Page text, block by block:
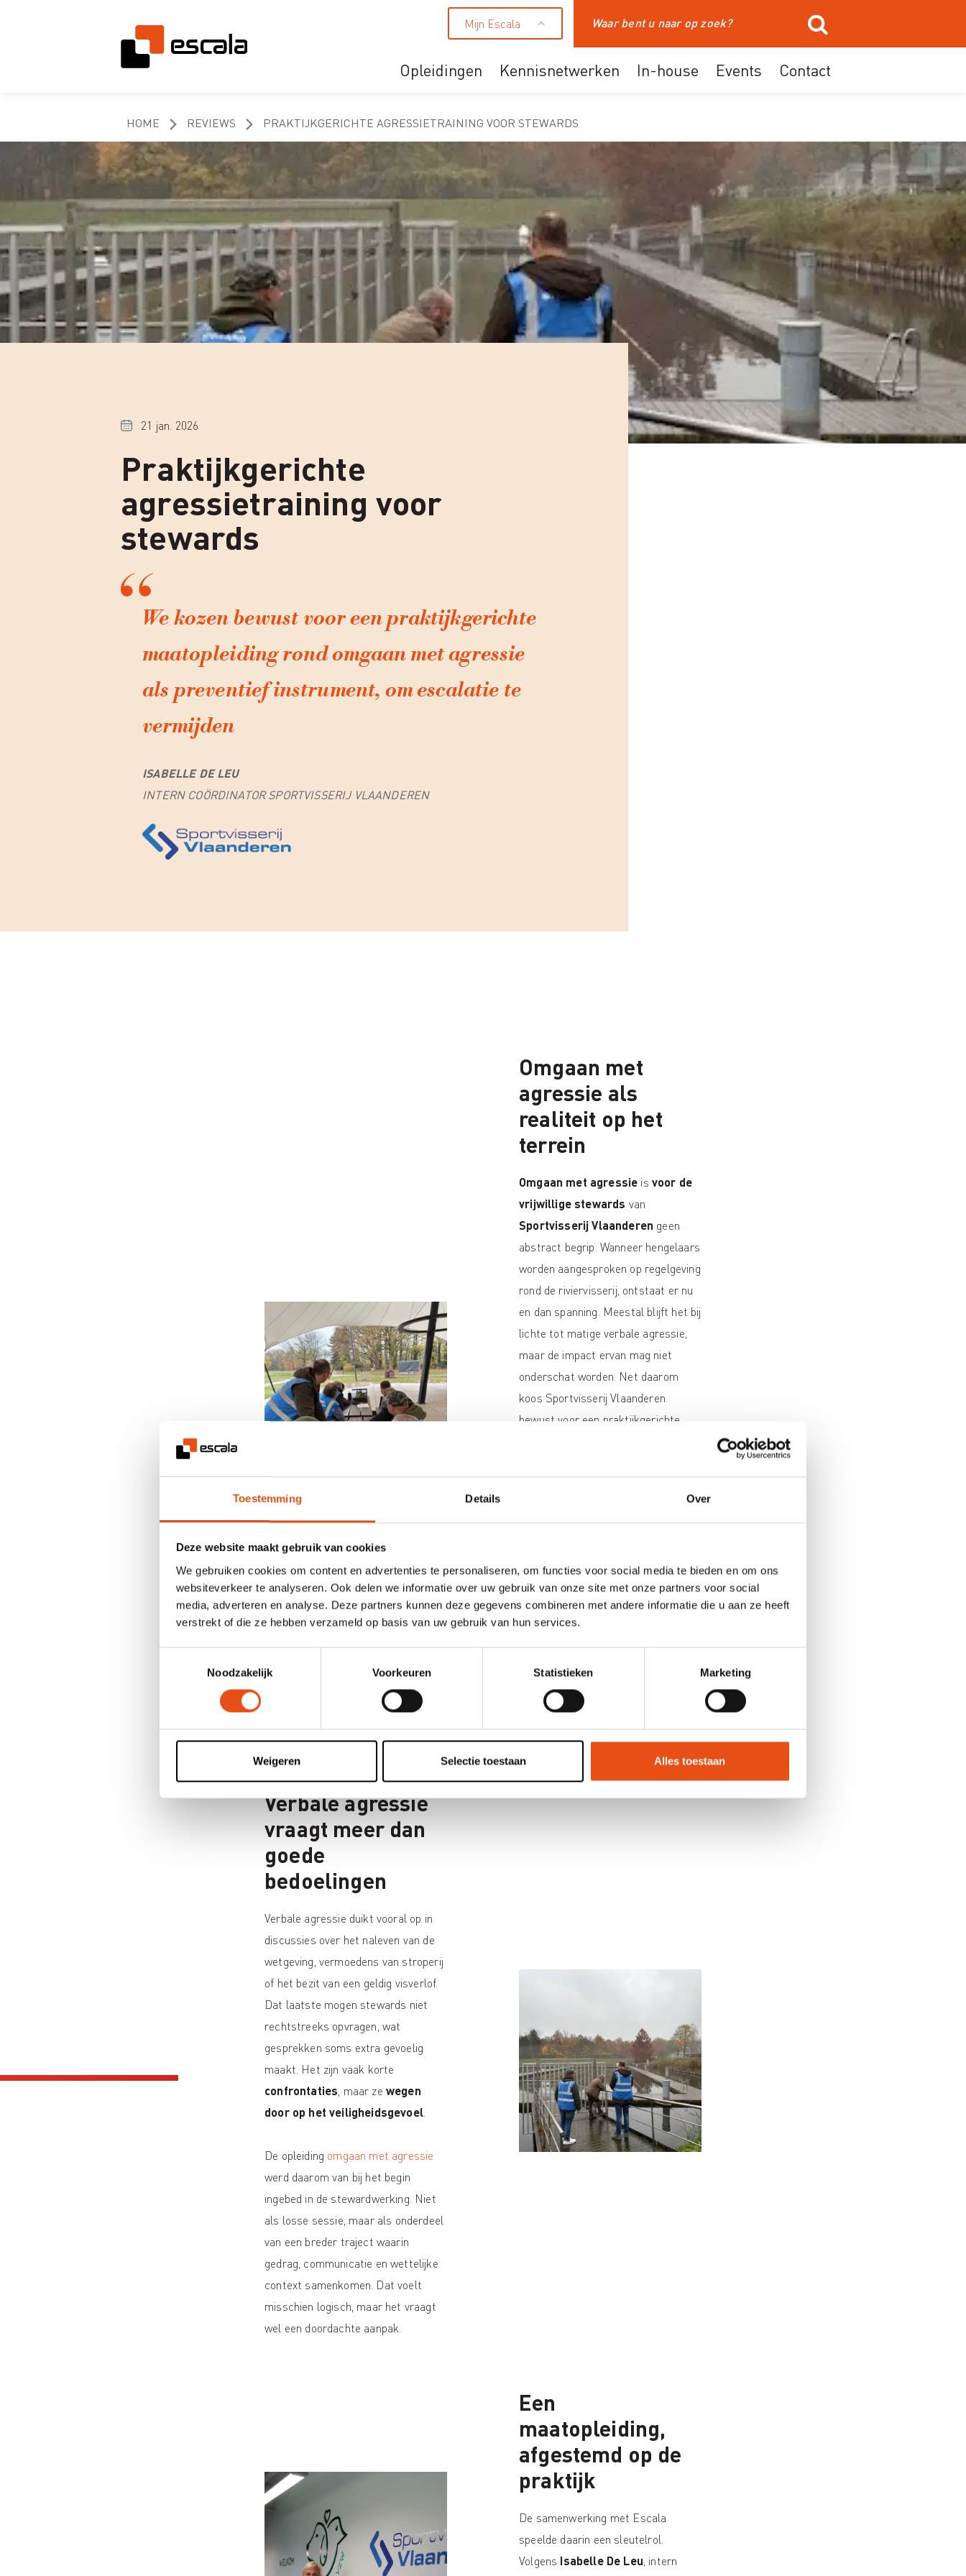
Toestemming Details Over
Deze website maakt gebruik van cookies
We gebruiken cookies om content en advertenties te personaliseren, om functies voor social media te bieden en om ons
websiteverkeer te analyseren. Ook delen we informatie over uw gebruik van onze site met onze partners voor social
media, adverteren en analyse. Deze partners kunnen deze gegevens combineren met andere informatie die u aan ze heeft
verstrekt of die ze hebben verzameld op basis van uw gebruik van hun services.
Noodzakelijk
Voorkeuren Statistieken Marketing
Weigeren Selectie toestaan Alles toestaan
Mijn Escala Zoeken
Opleidingen
Professionals
HR en leidinggevende
Kennisnetwerken In-house Events Contact
HOME REVIEWS PRAKTIJKGERICHTE AGRESSIETRAINING VOOR STEWARDS
21 jan. 2026
Praktijkgerichte
agressietraining voor
stewards
We kozen bewust voor een praktijkgerichte
maatopleiding rond omgaan met agressie
als preventief instrument, om escalatie te
vermijden
ISABELLE DE LEU
INTERN COÖRDINATOR SPORTVISSERIJ VLAANDEREN
Omgaan met
agressie als
realiteit op het
terrein
Omgaan met agressie is voor de
vrijwillige stewards van
Sportvisserij Vlaanderen geen
abstract begrip. Wanneer hengelaars
worden aangesproken op regelgeving
rond de riviervisserij, ontstaat er nu
en dan spanning. Meestal blijft het bij
lichte tot matige verbale agressie,
maar de impact ervan mag niet
onderschat worden. Net daarom
koos Sportvisserij Vlaanderen
bewust voor een praktijkgerichte
stewardproject hoe belangrijk dit
thema zou worden. Niet als reactie
op zware incidenten, want die zijn
te vermijden. En om stewards
sterker te maken in situaties die
soms onverwacht kunnen ontsporen.
Verbale agressie
vraagt meer dan
goede
bedoelingen
Verbale agressie duikt vooral op in
discussies over het naleven van de
wetgeving, vermoedens van stroperij
of het bezit van een geldig visverlof.
Dat laatste mogen stewards niet
rechtstreeks opvragen, wat
gesprekken soms extra gevoelig
maakt. Het zijn vaak korte
confrontaties, maar ze wegen
door op het veiligheidsgevoel.
De opleiding omgaan met agressie
werd daarom van bij het begin
ingebed in de stewardwerking. Niet
als losse sessie, maar als onderdeel
van een breder traject waarin
gedrag, communicatie en wettelijke
context samenkomen. Dat voelt
misschien logisch, maar het vraagt
wel een doordachte aanpak.
Een
maatopleiding,
afgestemd op de
praktijk
De samenwerking met Escala
speelde daarin een sleutelrol.
Volgens Isabelle De Leu, intern